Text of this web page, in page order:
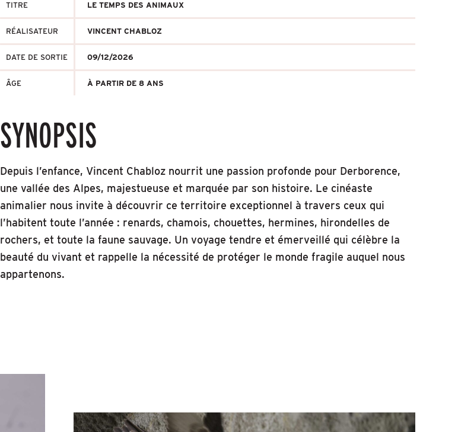
TITRE LE TEMPS DES ANIMAUX
RÉALISATEUR VINCENT CHABLOZ
DATE DE SORTIE 09/12/2026
ÂGE À PARTIR DE 8 ANS
SYNOPSIS
Depuis l’enfance, Vincent Chabloz nourrit une passion profonde pour Derborence,
une vallée des Alpes, majestueuse et marquée par son histoire. Le cinéaste
animalier nous invite à découvrir ce territoire exceptionnel à travers ceux qui
l’habitent toute l’année : renards, chamois, chouettes, hermines, hirondelles de
rochers, et toute la faune sauvage. Un voyage tendre et émerveillé qui célèbre la
beauté du vivant et rappelle la nécessité de protéger le monde fragile auquel nous
appartenons.